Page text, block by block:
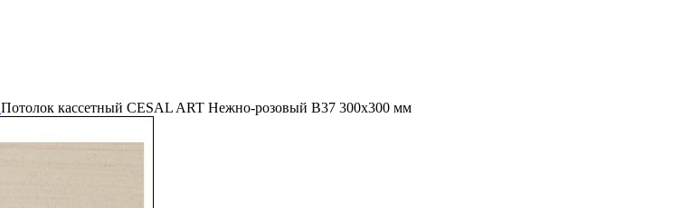
Потолок кассетный CESAL ART Нежно-розовый В37 300х300 мм